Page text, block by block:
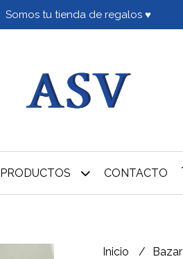
Somos tu tienda de regalos ♥
PRODUCTOS CONTACTO
Inicio Bazar